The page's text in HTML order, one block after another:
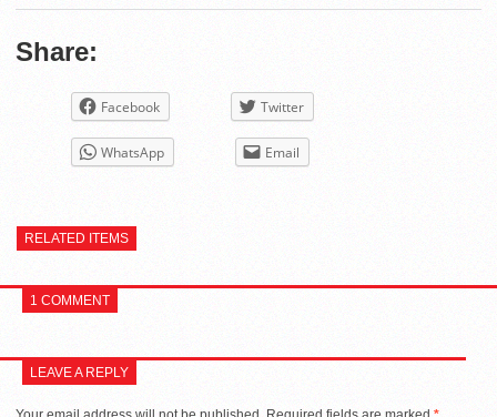
Share:
Facebook Twitter
WhatsApp Email
RELATED ITEMS
1 COMMENT
LEAVE A REPLY